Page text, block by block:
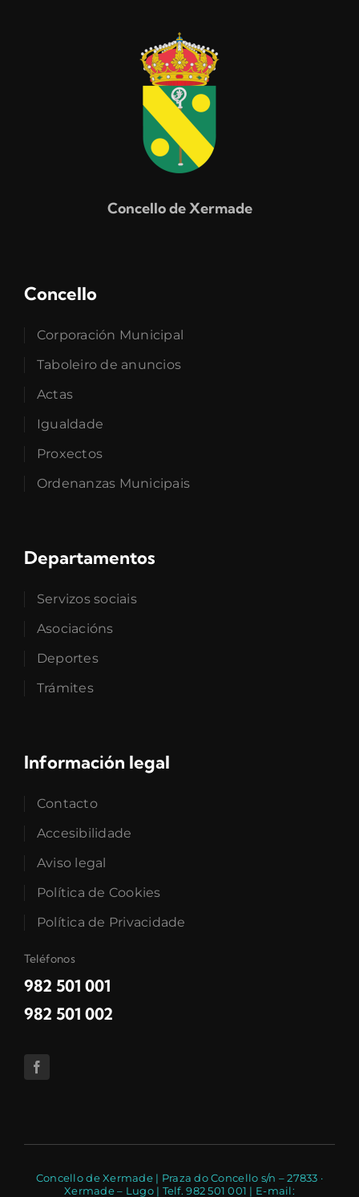
Concello de Xermade
Concello
Corporación Municipal
Taboleiro de anuncios
Actas
Igualdade
Proxectos
Ordenanzas Municipais
Departamentos
Servizos sociais
Asociacións
Deportes
Trámites
Información legal
Contacto
Accesibilidade
Aviso legal
Política de Cookies
Política de Privacidade
Teléfonos
982 501 001
982 501 002
Concello de Xermade | Praza do Concello s/n – 27833 ·
Xermade – Lugo | Telf. 982 501 001 | E-mail: